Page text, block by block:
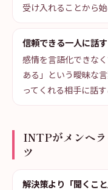
受け入れることから始
信頼できる一人に話す
感情を言語化できな
ある」という曖昧な
ってくれる相手に話す
INTPがメンヘ
ツ
解決策より「聞くこ